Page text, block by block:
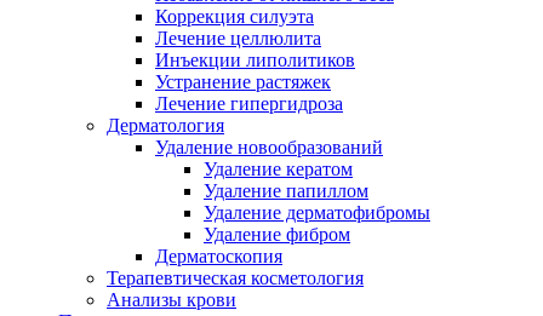
Коррекция силуэта
Лечение целлюлита
Инъекции липолитиков
Устранение растяжек
Лечение гипергидроза
Дерматология
Удаление новообразований
Удаление кератом
Удаление папиллом
Удаление дерматофибромы
Удаление фибром
Дерматоскопия
Терапевтическая косметология
Анализы крови